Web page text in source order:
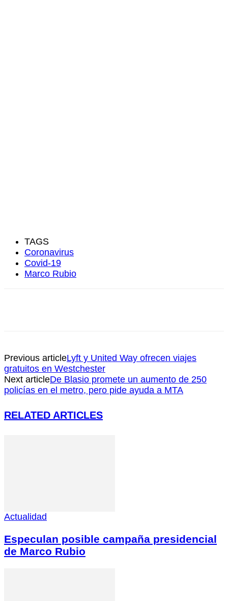
TAGS
Coronavirus
Covid-19
Marco Rubio
Previous articleLyft y United Way ofrecen viajes
gratuitos en Westchester
Next articleDe Blasio promete un aumento de 250
policías en el metro, pero pide ayuda a MTA
RELATED ARTICLES
Actualidad
Especulan posible campaña presidencial
de Marco Rubio